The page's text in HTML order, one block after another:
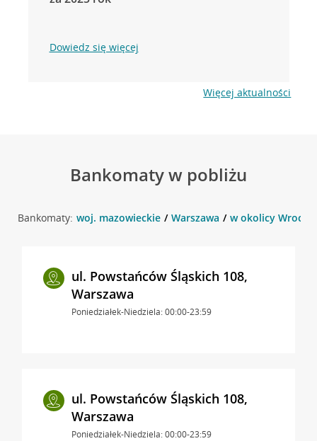
Dowiedz się więcej
Więcej aktualności
Bankomaty w pobliżu
Bankomaty: woj. mazowieckie Warszawa w okolicy
ul. Powstańców Śląskich 108,
Warszawa
Poniedziałek-Niedziela: 00:00-23:59
ul. Powstańców Śląskich 108,
Warszawa
Poniedziałek-Niedziela: 00:00-23:59